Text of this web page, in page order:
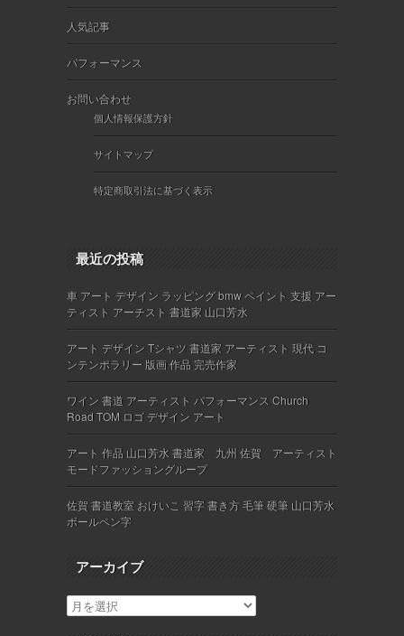
人気記事
パフォーマンス
お問い合わせ
個人情報保護方針
サイトマップ
特定商取引法に基づく表示
最近の投稿
車 アート デザイン ラッピング bmw ペイント 支援 アー
ティスト アーチスト 書道家 山口芳水
アート デザイン Tシャツ 書道家 アーティスト 現代 コ
ンテンポラリー 版画 作品 完売作家
ワイン 書道 アーティスト パフォーマンス Church
Road TOM ロゴ デザイン アート
アート 作品 山口芳水 書道家 九州 佐賀 アーティスト
モードファッショングループ
佐賀 書道教室 おけいこ 習字 書き方 毛筆 硬筆 山口芳水
ボールペン字
アーカイブ